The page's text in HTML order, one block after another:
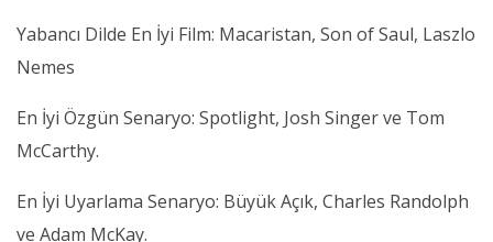
Yabancı Dilde En İyi Film: Macaristan, Son of Saul, Laszlo
Nemes
En İyi Özgün Senaryo: Spotlight, Josh Singer ve Tom
McCarthy.
En İyi Uyarlama Senaryo: Büyük Açık, Charles Randolph
ve Adam McKay.